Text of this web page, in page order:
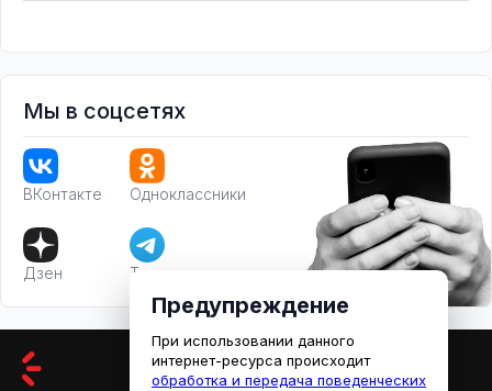
Мы в соцсетях
ВКонтакте Одноклассники
Дзен Телеграм
Предупреждение
При использовании данного
интернет-ресурса происходит
обработка и передача поведенческих